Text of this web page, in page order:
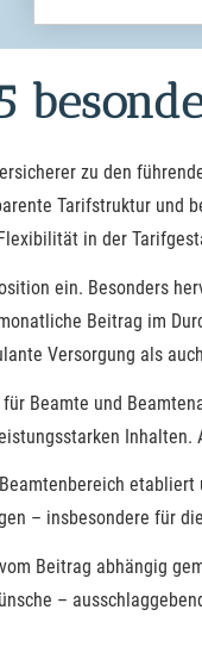
zu den
Tarifstruktur und
in der
ein. Besonders
Beitrag im
Versorgung als
Beamte und
– insbesondere für
Beitrag abhängig
–